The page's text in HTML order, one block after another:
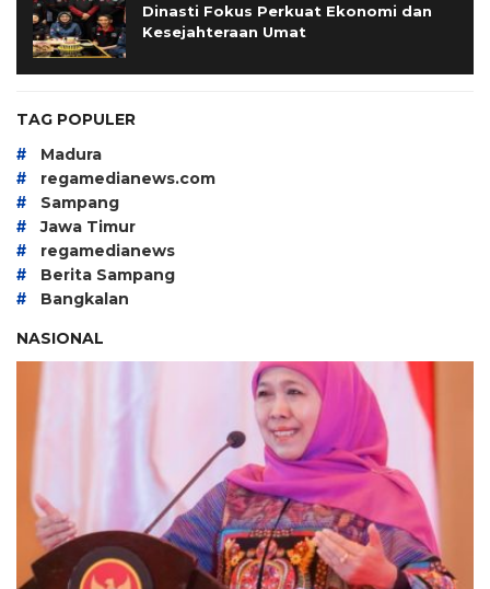
Dinasti Fokus Perkuat Ekonomi dan
Kesejahteraan Umat
TAG POPULER
# Madura
# regamedianews.com
# Sampang
# Jawa Timur
# regamedianews
# Berita Sampang
#
Bangkalan
NASIONAL